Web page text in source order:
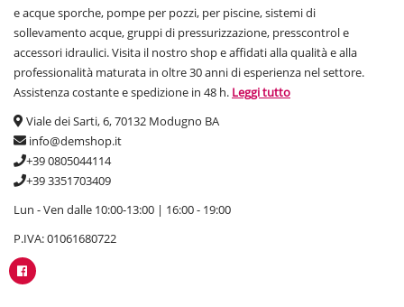
e acque sporche, pompe per pozzi, per piscine, sistemi di
sollevamento acque, gruppi di pressurizzazione, presscontrol e
accessori idraulici. Visita il nostro shop e affidati alla qualità e alla
professionalità maturata in oltre 30 anni di esperienza nel settore.
Assistenza costante e spedizione in 48 h. Leggi tutto
Viale dei Sarti, 6, 70132 Modugno BA
info@demshop.it
+39 0805044114
+39 3351703409
Lun - Ven dalle 10:00-13:00 | 16:00 - 19:00
P.IVA: 01061680722